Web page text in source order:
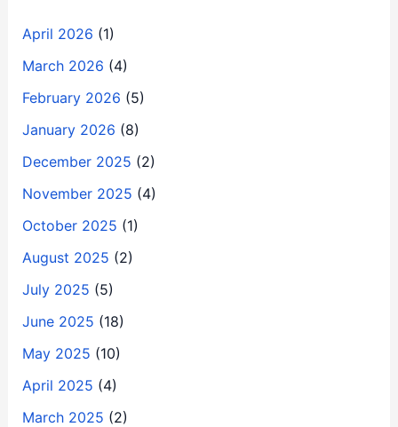
April 2026 (1)
March 2026 (4)
February 2026 (5)
January 2026 (8)
December 2025 (2)
November 2025 (4)
October 2025 (1)
August 2025 (2)
July 2025 (5)
June 2025 (18)
May 2025 (10)
April 2025 (4)
March 2025 (2)